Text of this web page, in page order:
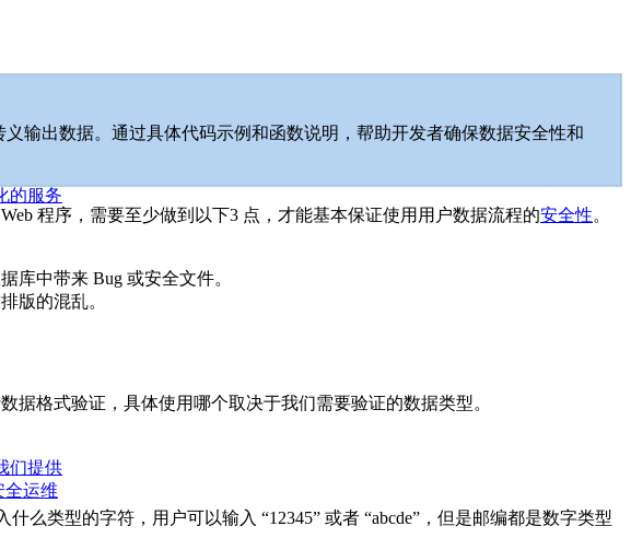
的服务
们提供
全运维
输出数据。通过具体代码示例和函数说明，帮助开发者确保数据安全性和
程序，需要至少做到以下3 点，才能基本保证使用用户数据流程的安全性。
库中带来 Bug 或安全文件。
版的混乱。
据格式验证，具体使用哪个取决于我们需要验证的数据类型。
么类型的字符，用户可以输入 “12345” 或者 “abcde”，但是邮编都是数字类型